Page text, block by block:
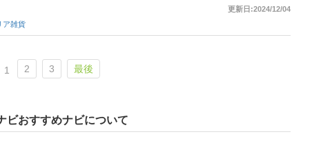
。子供におすすめの割れにくい商品や、人気ブランド商品、1分・3分の短時間か
更新日:2024/12/04
ア雑貨
1 2 3 最後
ビおすすめナビについて